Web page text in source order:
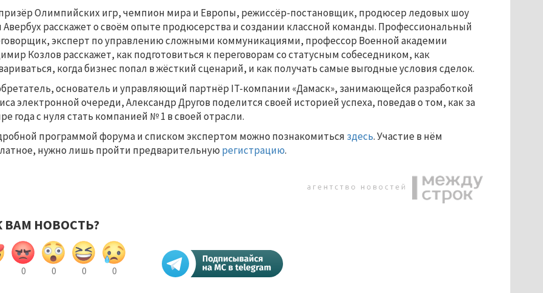
Олимпийских игр, чемпион мира и Европы, режиссёр-постановщик, продюсер ледовых шоу
Авербух расскажет о своём опыте продюсерства и создании классной команды. Профессиональный
эксперт по управлению сложными коммуникациями, профессор Военной академии
Козлов расскажет, как подготовиться к переговорам со статусным собеседником, как
когда бизнес попал в жёсткий сценарий, и как получать самые выгодные условия сделок.
основатель и управляющий партнёр IT-компании «Дамаск», занимающейся разработкой
электронной очереди, Александр Другов поделится своей историей успеха, поведав о том, как за
года с нуля стать компанией № 1 в своей отрасли.
программой форума и списком экспертом можно познакомиться здесь. Участие в нём
нужно лишь пройти предварительную регистрацию.
ВАМ НОВОСТЬ?
0 0 0 0